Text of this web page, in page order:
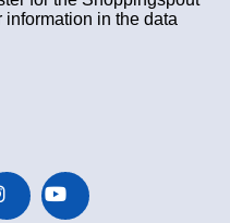
information in the data